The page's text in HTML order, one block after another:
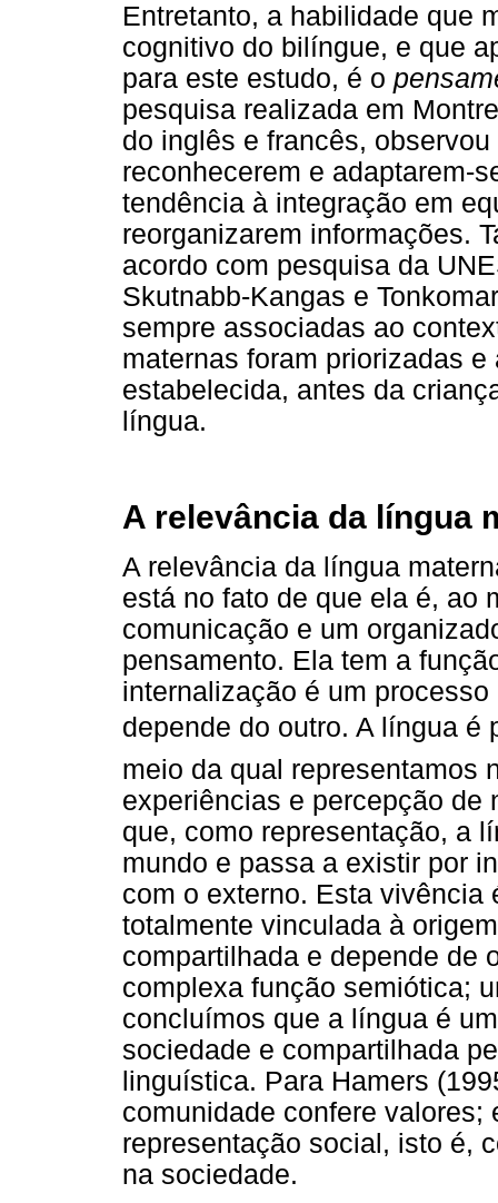
Entretanto, a habilidade que
cognitivo do bilíngue, e que
para este estudo, é o
pesquisa realizada em
do inglês e francês,
reconhecerem e adaptarem-
tendência à integração em
reorganizarem informações.
acordo com pesquisa da
Skutnabb-Kangas e
sempre associadas ao
maternas foram priorizadas
estabelecida, antes da
língua.
A relevância da língua
A relevância da língua
está no fato de que ela é, ao
comunicação e um
pensamento. Ela tem a
internalização é um
depende do outro. A língua
meio da qual representamos
experiências e percepção de
que, como representação, a
mundo e passa a existir por
com o externo. Esta vivência
totalmente vinculada à
compartilhada e depende de
complexa função semiótica;
concluímos que a língua é
sociedade e compartilhada
linguística. Para Hamers
comunidade confere
representação social, isto é,
na sociedade.